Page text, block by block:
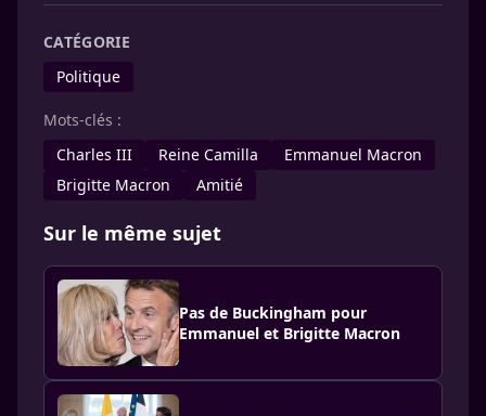
CATÉGORIE
Politique
Mots-clés :
Charles III
Reine Camilla
Emmanuel Macron
Brigitte Macron
Amitié
Sur le même sujet
Pas de Buckingham pour
Emmanuel et Brigitte Macron